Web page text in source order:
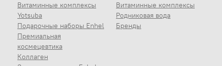
Витаминные комплексы
Yotsuba
Подарочные наборы Enhel
Премиальная
космецевтика
Коллаген
Витаминные комплексы
Родниковая вода
Бренды